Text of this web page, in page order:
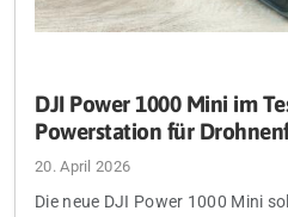
DJI Power 1000 Mini im
Powerstation für
20. April 2026
Die neue DJI Power 1000 Mini